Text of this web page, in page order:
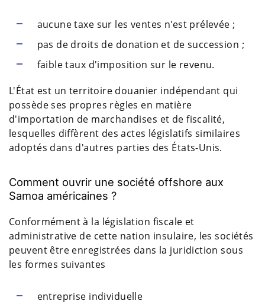
aucune taxe sur les ventes n'est prélevée ;
pas de droits de donation et de succession ;
faible taux d'imposition sur le revenu.
L'État est un territoire douanier indépendant qui
possède ses propres règles en matière
d'importation de marchandises et de fiscalité,
lesquelles diffèrent des actes législatifs similaires
adoptés dans d'autres parties des États-Unis.
Comment ouvrir une société offshore aux
Samoa américaines ?
Conformément à la législation fiscale et
administrative de cette nation insulaire, les sociétés
peuvent être enregistrées dans la juridiction sous
les formes suivantes
entreprise individuelle